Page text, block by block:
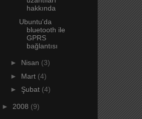
hakkında
Ubuntu'da
bluetooth ile
GPRS
bağlantısı
► Nisan (3)
► Mart (4)
► Şubat (4)
► 2008 (9)